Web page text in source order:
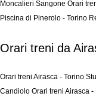
Moncalieri Sangone Orari
Piscina di Pinerolo - Torino
Orari treni da
Orari treni Airasca - Torino
Candiolo Orari treni Airasca